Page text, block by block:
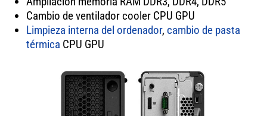
Cambio de ventilador cooler CPU GPU
Limpieza interna del ordenador, cambio de pasta
térmica CPU GPU